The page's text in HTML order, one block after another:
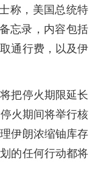
称，美国总统特
忘录，内容包括
通行费，以及伊
把停火期限延长
火期间将举行核
伊朗浓缩铀库存
的任何行动都将